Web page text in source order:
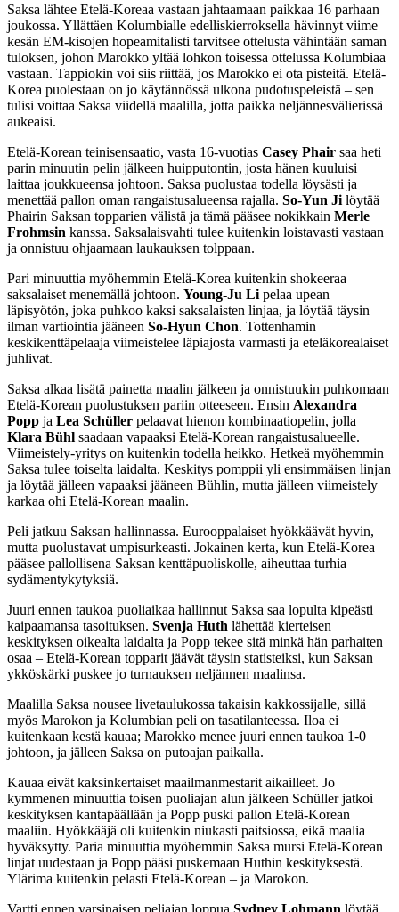
Saksa lähtee Etelä-Koreaa vastaan jahtaamaan paikkaa 16 parhaan
joukossa. Yllättäen Kolumbialle edelliskierroksella hävinnyt viime
kesän EM-kisojen hopeamitalisti tarvitsee ottelusta vähintään saman
tuloksen, johon Marokko yltää lohkon toisessa ottelussa Kolumbiaa
vastaan. Tappiokin voi siis riittää, jos Marokko ei ota pisteitä. Etelä-
Korea puolestaan on jo käytännössä ulkona pudotuspeleistä – sen
tulisi voittaa Saksa viidellä maalilla, jotta paikka neljännesvälierissä
aukeaisi.
Etelä-Korean teinisensaatio, vasta 16-vuotias Casey Phair saa heti
parin minuutin pelin jälkeen huipputontin, josta hänen kuuluisi
laittaa joukkueensa johtoon. Saksa puolustaa todella löysästi ja
menettää pallon oman rangaistusalueensa rajalla. So-Yun Ji löytää
Phairin Saksan topparien välistä ja tämä pääsee nokikkain Merle
Frohmsin kanssa. Saksalaisvahti tulee kuitenkin loistavasti vastaan
ja onnistuu ohjaamaan laukauksen tolppaan.
Pari minuuttia myöhemmin Etelä-Korea kuitenkin shokeeraa
saksalaiset menemällä johtoon. Young-Ju Li pelaa upean
läpisyötön, joka puhkoo kaksi saksalaisten linjaa, ja löytää täysin
ilman vartiointia jääneen So-Hyun Chon. Tottenhamin
keskikenttäpelaaja viimeistelee läpiajosta varmasti ja eteläkorealaiset
juhlivat.
Saksa alkaa lisätä painetta maalin jälkeen ja onnistuukin puhkomaan
Etelä-Korean puolustuksen pariin otteeseen. Ensin Alexandra
Popp ja Lea Schüller pelaavat hienon kombinaatiopelin, jolla
Klara Bühl saadaan vapaaksi Etelä-Korean rangaistusalueelle.
Viimeistely-yritys on kuitenkin todella heikko. Hetkeä myöhemmin
Saksa tulee toiselta laidalta. Keskitys pomppii yli ensimmäisen linjan
ja löytää jälleen vapaaksi jääneen Bühlin, mutta jälleen viimeistely
karkaa ohi Etelä-Korean maalin.
Peli jatkuu Saksan hallinnassa. Eurooppalaiset hyökkäävät hyvin,
mutta puolustavat umpisurkeasti. Jokainen kerta, kun Etelä-Korea
pääsee pallollisena Saksan kenttäpuoliskolle, aiheuttaa turhia
sydämentykytyksiä.
Juuri ennen taukoa puoliaikaa hallinnut Saksa saa lopulta kipeästi
kaipaamansa tasoituksen. Svenja Huth lähettää kierteisen
keskityksen oikealta laidalta ja Popp tekee sitä minkä hän parhaiten
osaa – Etelä-Korean topparit jäävät täysin statisteiksi, kun Saksan
ykköskärki puskee jo turnauksen neljännen maalinsa.
Maalilla Saksa nousee livetaulukossa takaisin kakkossijalle, sillä
myös Marokon ja Kolumbian peli on tasatilanteessa. Iloa ei
kuitenkaan kestä kauaa; Marokko menee juuri ennen taukoa 1-0
johtoon, ja jälleen Saksa on putoajan paikalla.
Kauaa eivät kaksinkertaiset maailmanmestarit aikailleet. Jo
kymmenen minuuttia toisen puoliajan alun jälkeen Schüller jatkoi
keskityksen kantapäällään ja Popp puski pallon Etelä-Korean
maaliin. Hyökkääjä oli kuitenkin niukasti paitsiossa, eikä maalia
hyväksytty. Paria minuuttia myöhemmin Saksa mursi Etelä-Korean
linjat uudestaan ja Popp pääsi puskemaan Huthin keskityksestä.
Ylärima kuitenkin pelasti Etelä-Korean – ja Marokon.
Vartti ennen varsinaisen peliajan loppua Sydney Lohmann löytää